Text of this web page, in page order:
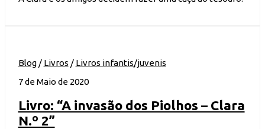
Blog/ Livros / Livros infantis/juvenis
7 de Maio de 2020
Livro: “A invasão dos Piolhos – Clara
N.º 2”